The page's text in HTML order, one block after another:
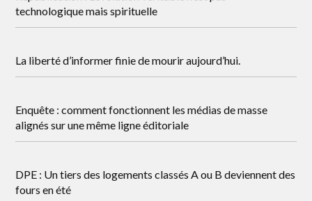
technologique mais spirituelle
La liberté d’informer finie de mourir aujourd’hui.
Enquête : comment fonctionnent les médias de masse
alignés sur une même ligne éditoriale
DPE : Un tiers des logements classés A ou B deviennent des
fours en été